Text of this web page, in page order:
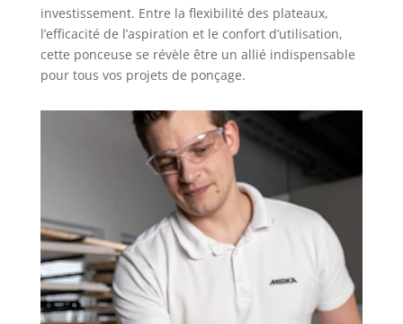
investissement. Entre la flexibilité des plateaux,
l’efficacité de l’aspiration et le confort d’utilisation,
cette ponceuse se révèle être un allié indispensable
pour tous vos projets de ponçage.